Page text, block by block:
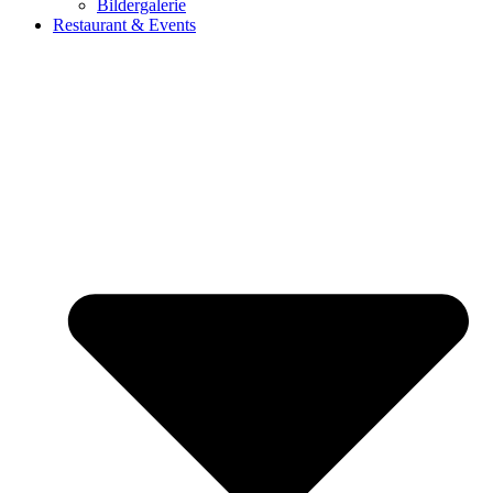
Bildergalerie
Restaurant & Events